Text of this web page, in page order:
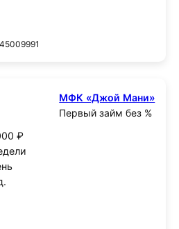
МФК «Джой Мани»
Первый займ без %
₽